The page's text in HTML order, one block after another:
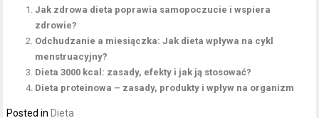
Jak zdrowa dieta poprawia samopoczucie i wspiera
zdrowie?
Odchudzanie a miesiączka: Jak dieta wpływa na cykl
menstruacyjny?
Dieta 3000 kcal: zasady, efekty i jak ją stosować?
Dieta proteinowa – zasady, produkty i wpływ na organizm
Posted in Dieta